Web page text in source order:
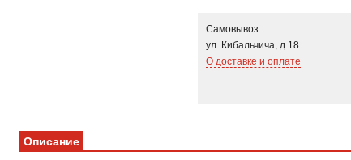
Самовывоз:
ул. Кибальчича, д.18
О доставке и оплате
Описание